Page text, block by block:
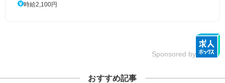
時給2,100円
Sponsored by
おすすめ記事